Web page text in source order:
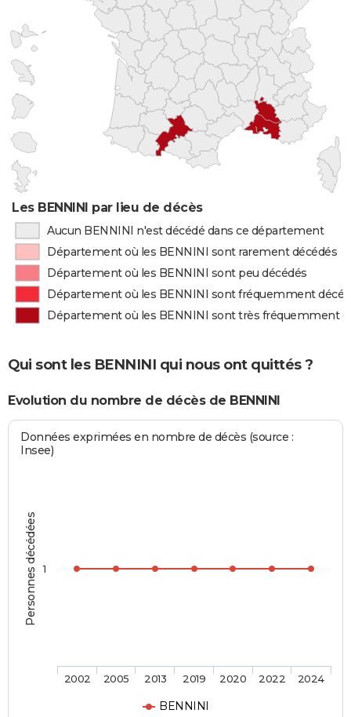
Les BENNINI par lieu de décès
Aucun BENNINI n'est décédé dans ce département
Département où les BENNINI sont rarement décédés
Département où les BENNINI sont peu décédés
Département où les BENNINI sont fréquemment
Département où les BENNINI sont très fréquemment
Qui sont les BENNINI qui nous ont quittés ?
Evolution du nombre de décès de BENNINI
Personnes décédées
Données exprimées en nombre de décès (source :
Insee)
BENNINI
2002 2005 2013 2019 2020 2022 2024
1